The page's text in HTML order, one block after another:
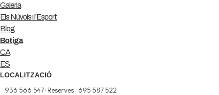
Galeria
Els Núvols i l’Esport
Blog
Botiga
CA
ES
LOCALITZACIÓ
936 566 547 · Reserves : 695 587 522